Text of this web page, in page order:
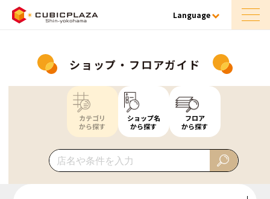
Language
ショップ・フロアガイド
カテゴリ
から探す
ショップ名
から探す
フロア
から探す